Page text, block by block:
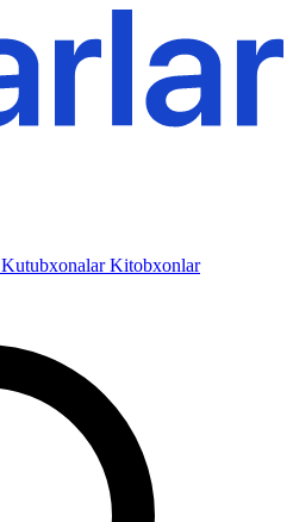
KutubxonalarKitobxonlar